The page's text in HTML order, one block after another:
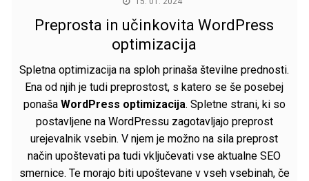
Preprosta in učinkovita WordPress
optimizacija
Spletna optimizacija na sploh prinaša številne prednosti.
Ena od njih je tudi preprostost, s katero se še posebej
ponaša WordPress optimizacija. Spletne strani, ki so
postavljene na WordPressu zagotavljajo preprost
urejevalnik vsebin. V njem je možno na sila preprost
način upoštevati pa tudi vključevati vse aktualne SEO
smernice. Te morajo biti upoštevane v vseh vsebinah, če